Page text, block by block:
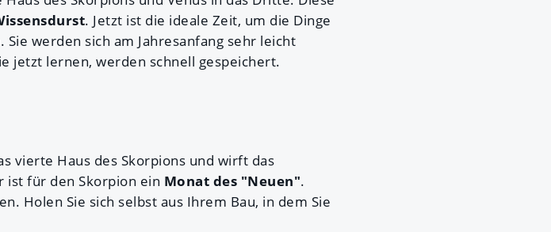
. Jetzt ist die ideale Zeit, um die Dinge
werden sich am Jahresanfang sehr leicht
jetzt lernen, werden schnell gespeichert.
vierte Haus des Skorpions und wirft das
ist für den Skorpion ein Monat des "Neuen".
Holen Sie sich selbst aus Ihrem Bau, in dem Sie